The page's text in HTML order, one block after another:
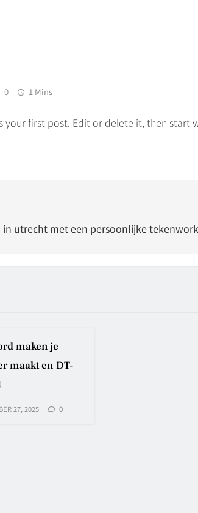
0 1 Mins
your first post. Edit or delete it, then start
utrecht met een persoonlijke
maken je
maakt en DT-
27, 2025 0